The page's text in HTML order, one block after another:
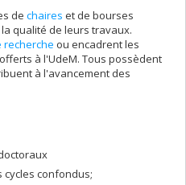
de chaires et de bourses
qualité de leurs travaux.
recherche ou encadrent les
offerts à l'UdeM. Tous possèdent
à l'avancement des
cycles confondus;